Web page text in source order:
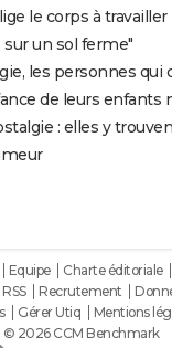
le corps à
un sol ferme"
les personnes qui
de leurs enfants
: elles y
Equipe Charte éditoriale
RSS Recrutement
Gérer Utiq Mentions
© 2026 CCM Benchmark